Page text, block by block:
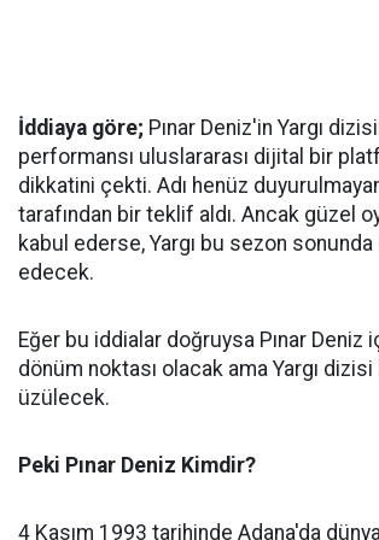
İddiaya göre; Pınar Deniz'in Yargı
performansı uluslararası dijital bir
dikkatini çekti. Adı henüz
tarafından bir teklif aldı. Ancak güzel
kabul ederse, Yargı bu sezon
edecek.
Eğer bu iddialar doğruysa Pınar Deniz
dönüm noktası olacak ama Yargı dizisi
üzülecek.
Peki Pınar Deniz Kimdir?
4 Kasım 1993 tarihinde Adana'da